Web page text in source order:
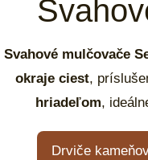
Svahové mulčovače
okraje ciest,
hriadeľom,
Drviče